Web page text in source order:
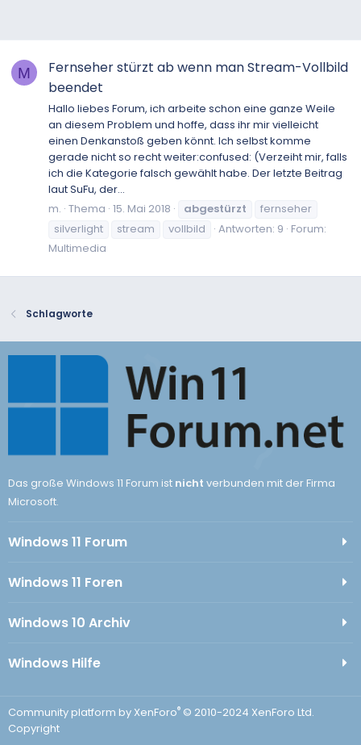
M
Fernseher stürzt ab wenn man Stream-Vollbild
beendet
Hallo liebes Forum, ich arbeite schon eine ganze Weile
an diesem Problem und hoffe, dass ihr mir vielleicht
einen Denkanstoß geben könnt. Ich selbst komme
gerade nicht so recht weiter:confused: (Verzeiht mir, falls
ich die Kategorie falsch gewählt habe. Der letzte Beitrag
laut SuFu, der...
m. Thema 15. Mai 2018 abgestürzt
fernseher
silverlight
stream vollbild Antworten: 9 Forum:
Multimedia
Schlagworte
Das große Windows 11 Forum ist nicht verbunden mit der Firma
Microsoft.
Windows 11 Forum
Windows 11 Foren
Windows 10 Archiv
Windows Hilfe
Community platform by XenForo® © 2010-2024 XenForo Ltd.
Copyright